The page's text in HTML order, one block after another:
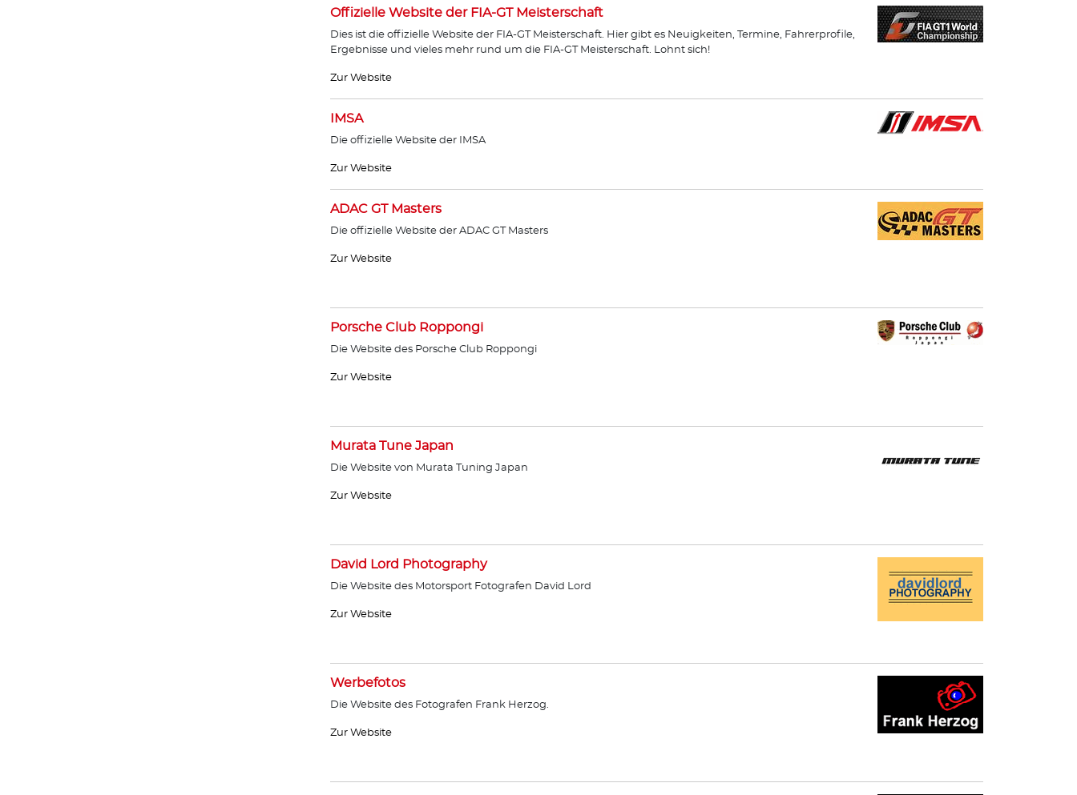
Offizielle Website der FIA-GT Meisterschaft
Dies ist die offizielle Website der FIA-GT Meisterschaft. Hier gibt es Neuigkeiten, Termine, Fahrerprofile,
Ergebnisse und vieles mehr rund um die FIA-GT Meisterschaft. Lohnt sich!
Zur Website
IMSA
Die offizielle Website der IMSA
Zur Website
ADAC GT Masters
Die offizielle Website der ADAC GT Masters
Zur Website
Porsche Club Roppongi
Die Website des Porsche Club Roppongi
Zur Website
Murata Tune Japan
Die Website von Murata Tuning Japan
Zur Website
David Lord Photography
Die Website des Motorsport Fotografen David Lord
Zur Website
Werbefotos
Die Website des Fotografen Frank Herzog.
Zur Website